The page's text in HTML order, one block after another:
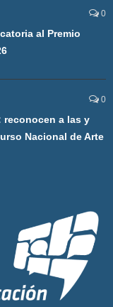
0
al Premio
0
reconocen a las y
Nacional de Arte